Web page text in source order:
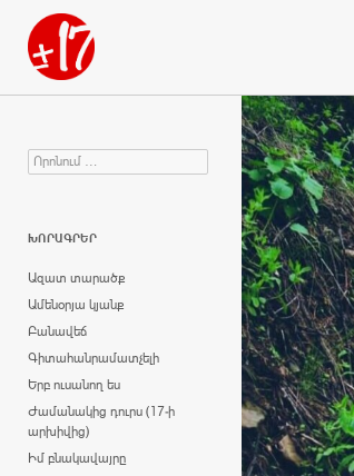
Որոնում
Search for:
ԽՈՐԱԳՐԵՐ
Ազատ տարածք
Ամենօրյա կյանք
Բանավեճ
Գիտահանրամատչելի
Երբ ուսանող ես
Ժամանակից դուրս (17-ի
արխիվից)
Իմ բնակավայրը